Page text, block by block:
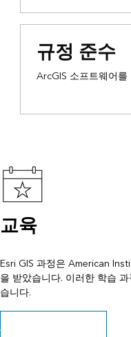
규정 준수
ArcGIS 소프트웨어
교육
Esri GIS 과정은 American
을 받았습니다. 이러한 학습
습니다.
AICP 인증 과정 살펴보기